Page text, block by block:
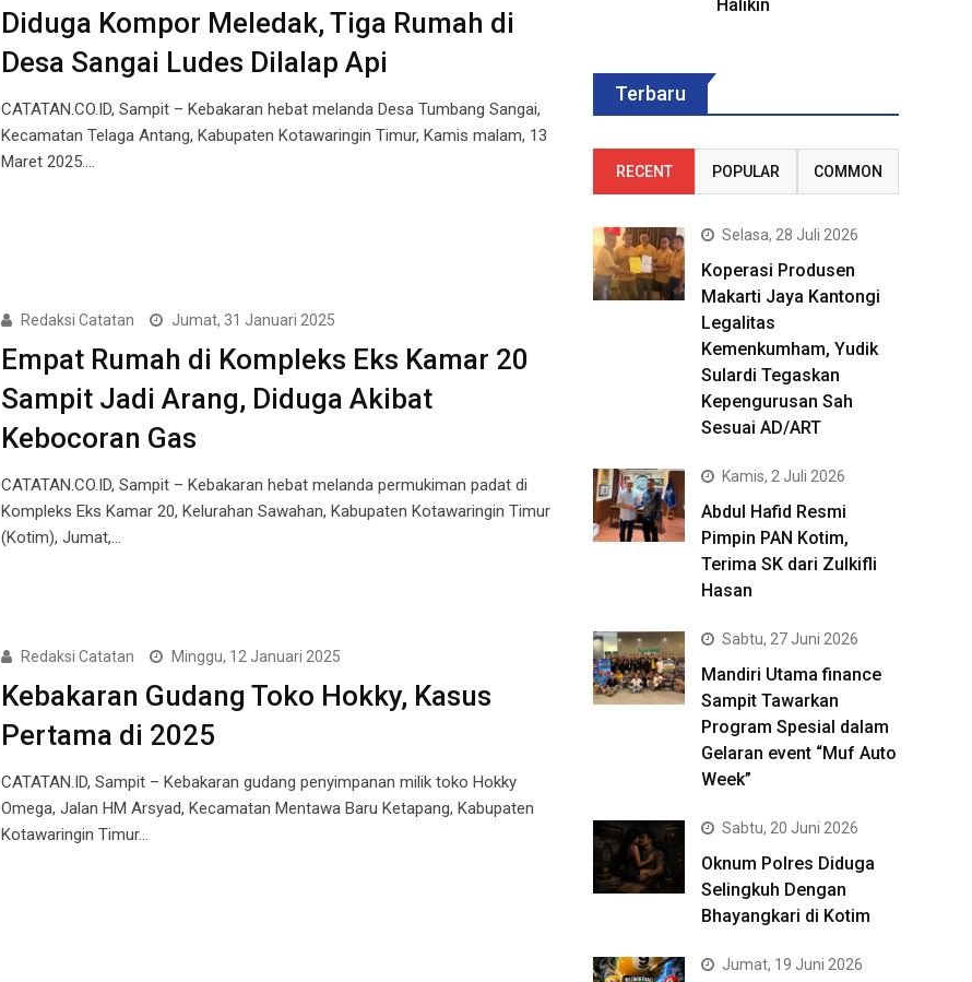
Diduga Kompor Meledak, Tiga Rumah di
Desa Sangai Ludes Dilalap Api
CATATAN.CO.ID, Sampit – Kebakaran hebat melanda Desa Tumbang Sangai,
Kecamatan Telaga Antang, Kabupaten Kotawaringin Timur, Kamis malam, 13
Maret 2025.…
Redaksi Catatan Jumat, 31 Januari 2025
Empat Rumah di Kompleks Eks Kamar 20
Sampit Jadi Arang, Diduga Akibat
Kebocoran Gas
CATATAN.CO.ID, Sampit – Kebakaran hebat melanda permukiman padat di
Kompleks Eks Kamar 20, Kelurahan Sawahan, Kabupaten Kotawaringin Timur
(Kotim), Jumat,…
Redaksi Catatan Minggu, 12 Januari 2025
Kebakaran Gudang Toko Hokky, Kasus
Pertama di 2025
CATATAN.ID, Sampit – Kebakaran gudang penyimpanan milik toko Hokky
Omega, Jalan HM Arsyad, Kecamatan Mentawa Baru Ketapang, Kabupaten
Kotawaringin Timur…
Halikin
Terbaru
RECENT POPULAR COMMON
Selasa, 28 Juli 2026
Koperasi Produsen
Makarti Jaya Kantongi
Legalitas
Kemenkumham, Yudik
Sulardi Tegaskan
Kepengurusan Sah
Sesuai AD/ART
Kamis, 2 Juli 2026
Abdul Hafid Resmi
Pimpin PAN Kotim,
Terima SK dari Zulkifli
Hasan
Sabtu, 27 Juni 2026
Mandiri Utama finance
Sampit Tawarkan
Program Spesial dalam
Gelaran event “Muf Auto
Week”
Sabtu, 20 Juni 2026
Oknum Polres Diduga
Selingkuh Dengan
Bhayangkari di Kotim
Jumat, 19 Juni 2026